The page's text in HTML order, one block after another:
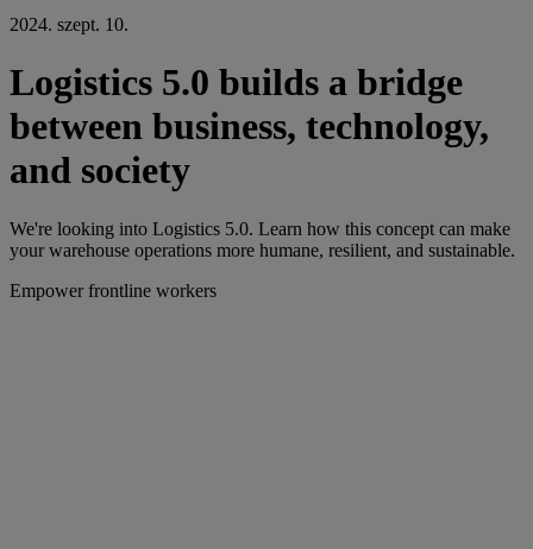
2024. szept. 10.
Logistics 5.0 builds a bridge
between business, technology,
and society
We're looking into Logistics 5.0. Learn how this concept can make
your warehouse operations more humane, resilient, and sustainable.
Empower frontline workers